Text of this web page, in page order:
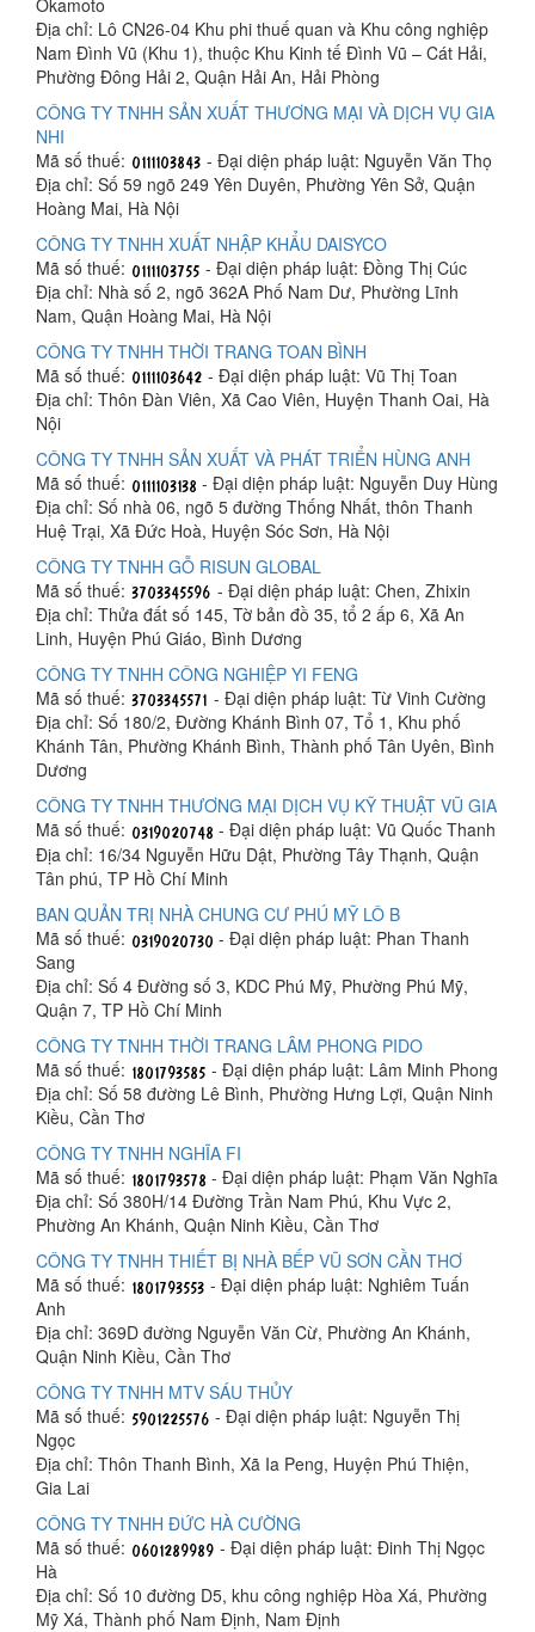
Địa chỉ: Lô CN26-04 Khu phi thuế quan và Khu công nghiệp
Nam Đình Vũ (Khu 1), thuộc Khu Kinh tế Đình Vũ – Cát Hải,
Phường Đông Hải 2, Quận Hải An, Hải Phòng
CÔNG TY TNHH SẢN XUẤT THƯƠNG MẠI VÀ DỊCH VỤ GIA
NHI
Mã số thuế:
- Đại diện pháp luật: Nguyễn Văn Thọ
Địa chỉ: Số 59 ngõ 249 Yên Duyên, Phường Yên Sở, Quận
Hoàng Mai, Hà Nội
CÔNG TY TNHH XUẤT NHẬP KHẨU DAISYCO
Mã số thuế:
- Đại diện pháp luật: Đồng Thị Cúc
Địa chỉ: Nhà số 2, ngõ 362A Phố Nam Dư, Phường Lĩnh
Nam, Quận Hoàng Mai, Hà Nội
CÔNG TY TNHH THỜI TRANG TOAN BÌNH
Mã số thuế:
- Đại diện pháp luật: Vũ Thị Toan
Địa chỉ: Thôn Đàn Viên, Xã Cao Viên, Huyện Thanh Oai, Hà
Nội
CÔNG TY TNHH SẢN XUẤT VÀ PHÁT TRIỂN HÙNG ANH
Mã số thuế:
- Đại diện pháp luật: Nguyễn Duy Hùng
Địa chỉ: Số nhà 06, ngõ 5 đường Thống Nhất, thôn Thanh
Huệ Trại, Xã Đức Hoà, Huyện Sóc Sơn, Hà Nội
CÔNG TY TNHH GỖ RISUN GLOBAL
Mã số thuế:
- Đại diện pháp luật: Chen, Zhixin
Địa chỉ: Thửa đất số 145, Tờ bản đồ 35, tổ 2 ấp 6, Xã An
Linh, Huyện Phú Giáo, Bình Dương
CÔNG TY TNHH CÔNG NGHIỆP YI FENG
Mã số thuế:
- Đại diện pháp luật: Từ Vinh Cường
Địa chỉ: Số 180/2, Đường Khánh Bình 07, Tổ 1, Khu phố
Khánh Tân, Phường Khánh Bình, Thành phố Tân Uyên, Bình
Dương
CÔNG TY TNHH THƯƠNG MẠI DỊCH VỤ KỸ THUẬT VŨ GIA
Mã số thuế:
- Đại diện pháp luật: Vũ Quốc Thanh
Địa chỉ: 16/34 Nguyễn Hữu Dật, Phường Tây Thạnh, Quận
Tân phú, TP Hồ Chí Minh
BAN QUẢN TRỊ NHÀ CHUNG CƯ PHÚ MỸ LÔ B
Mã số thuế:
- Đại diện pháp luật: Phan Thanh
Sang
Địa chỉ: Số 4 Đường số 3, KDC Phú Mỹ, Phường Phú Mỹ,
Quận 7, TP Hồ Chí Minh
CÔNG TY TNHH THỜI TRANG LÂM PHONG PIDO
Mã số thuế:
- Đại diện pháp luật: Lâm Minh Phong
Địa chỉ: Số 58 đường Lê Bình, Phường Hưng Lợi, Quận Ninh
Kiều, Cần Thơ
CÔNG TY TNHH NGHĨA FI
Mã số thuế:
- Đại diện pháp luật: Phạm Văn Nghĩa
Địa chỉ: Số 380H/14 Đường Trần Nam Phú, Khu Vực 2,
Phường An Khánh, Quận Ninh Kiều, Cần Thơ
CÔNG TY TNHH THIẾT BỊ NHÀ BẾP VŨ SƠN CẦN THƠ
Mã số thuế:
- Đại diện pháp luật: Nghiêm Tuấn
Anh
Địa chỉ: 369D đường Nguyễn Văn Cừ, Phường An Khánh,
Quận Ninh Kiều, Cần Thơ
CÔNG TY TNHH MTV SÁU THỦY
Mã số thuế:
- Đại diện pháp luật: Nguyễn Thị
Ngọc
Địa chỉ: Thôn Thanh Bình, Xã Ia Peng, Huyện Phú Thiện,
Gia Lai
CÔNG TY TNHH ĐỨC HÀ CƯỜNG
Mã số thuế:
- Đại diện pháp luật: Đinh Thị Ngọc
Hà
Địa chỉ: Số 10 đường D5, khu công nghiệp Hòa Xá, Phường
Mỹ Xá, Thành phố Nam Định, Nam Định